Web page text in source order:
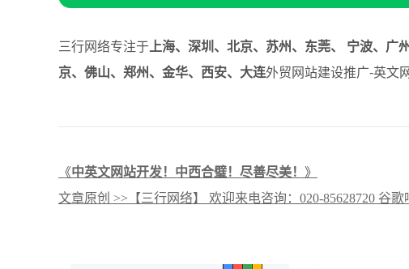
三行网络专注于 上海、深圳、北京、苏州、东莞、 宁波、
京、佛山、郑州、金华、西安、大连外贸网站建设推广-英文
《中英文网站开发！中西合璧！尽善尽美！ 》
文章原创 >>【三行网络】 欢迎来电咨询：020-85628720 谷